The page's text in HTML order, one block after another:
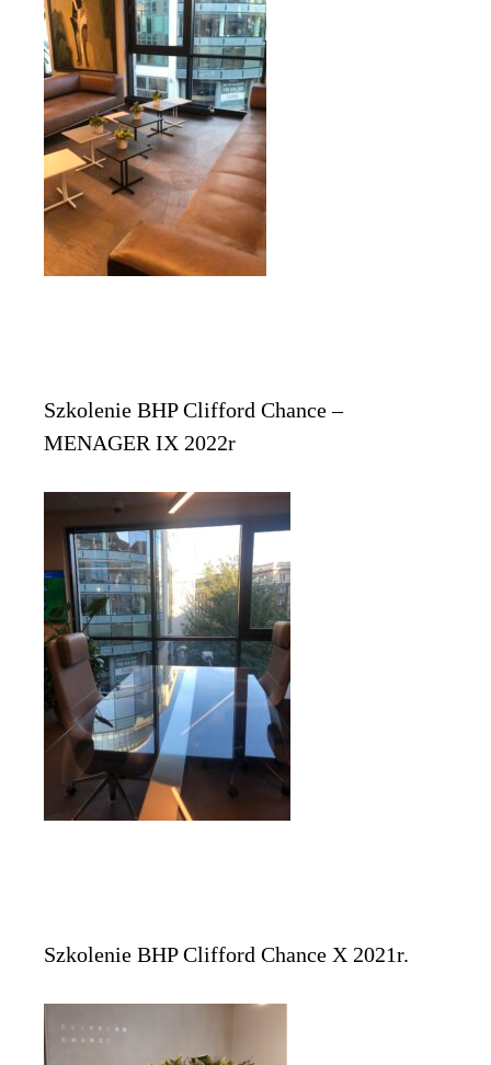
Szkolenie BHP Clifford Chance –
MENAGER IX 2022r
Szkolenie BHP Clifford Chance X 2021r.